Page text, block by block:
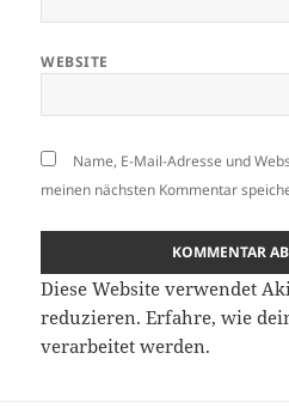
WEBSITE
Name, E-Mail-Adresse und
meinen nächsten Kommentar
Diese Website verwendet
reduzieren.Erfahre, wie
verarbeitet werden.